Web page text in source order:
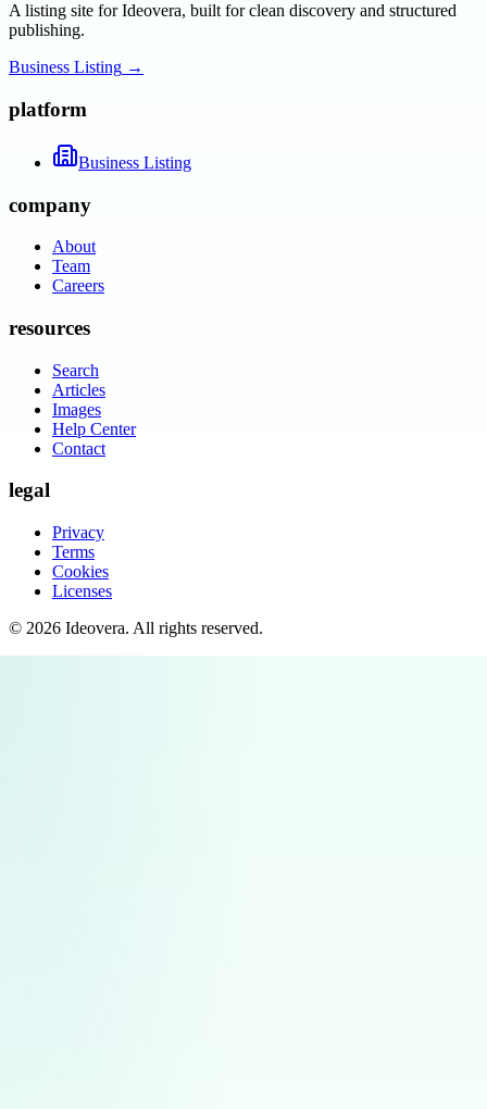
A listing site for Ideovera, built for clean discovery and structured
publishing.
Business Listing →
platform
Business Listing
company
About
Team
Careers
resources
Search
Articles
Images
Help Center
Contact
legal
Privacy
Terms
Cookies
Licenses
© 2026 Ideovera. All rights reserved.